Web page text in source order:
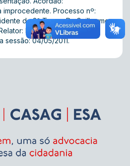
improcedente. Processo nº:
da 2ª Turma: Dr. Guilherme
Dr. Wesley Crisóstomo
sessão: 04/05/2011.